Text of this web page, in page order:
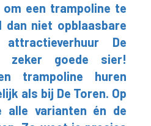
om een trampoline te
dan niet opblaasbare
De
zeker goede sier!
trampoline huren
als bij De Toren. Op
alle varianten én de